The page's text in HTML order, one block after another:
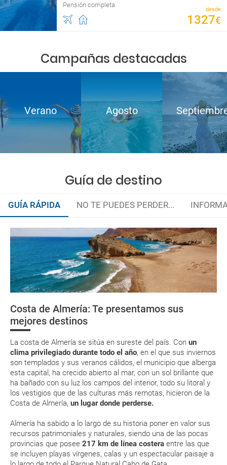
Pensión completa
desde
1327€
Campañas destacadas
Verano Agosto
Guía de destino
GUÍA RÁPIDA NO TE PUEDES PERDER...
Costa de Almería: Te presentamos sus
mejores destinos
La costa de Almería se sitúa en sureste del país. Con un
clima privilegiado durante todo el año, en el que sus inviernos
son templados y sus veranos cálidos, el municipio que alberga
esta capital, ha crecido abierto al mar, con un sol brillante que
ha bañado con su luz los campos del interior, todo su litoral y
los vestigios que de las culturas más remotas, hicieron de la
Costa de Almería, un lugar donde perderse.
Almería ha sabido a lo largo de su historia poner en valor sus
recursos patrimoniales y naturales, siendo una de las pocas
provincias que posee 217 km de línea costera entre las que
se incluyen playas vírgenes, calas y un espectacular paisaje a
Desierto de
Tabernas
Castillo de
Geoda de
Organiza tu viaje
¿Cómo llegar?
¿Dónde alojarse?
Agenda Cultural
Asistencia sanitaria
Teléfonos de interés
La documentación de tu reserva te será enviada por mail en el
momento que el pago de la reserva esté realizado completamente.
Respecto a las tarjetas de embarque, casi todas las compañías aéreas
tienen ya todos sus billetes electrónicos por lo que podrás obtenerlas
in por su web.
Eso sí, deberás estar atento si viajas con una compañía low cost, debido
a que muchas de ellas exigen la presentación de la tarjeta de embarque
(que deberás realizar a través de su web) para que no te carguen un
suplemento extra en el mismo aeropuerto.
En caso de tener que enviarte la documentación de un paquete
vacacional (Caribe, circuitos, tours...) te enviaremos la documentación
de tu reserva alrededor de 10 días antes de salida, la cual deberás
imprimir y llevar contigo en el viaje.
Esta documentación te será requerida en el mostrador de la compañía
MODIFICACIÓN ó CANCELACIÓN ¿Puedo anular o
modificar una reserva del viaje? ¿Qué gastos puede